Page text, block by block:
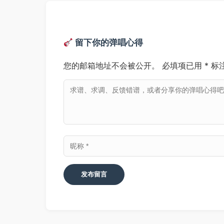
留下你的弹唱心得
您的邮箱地址不会被公开。 必填项已用 * 标